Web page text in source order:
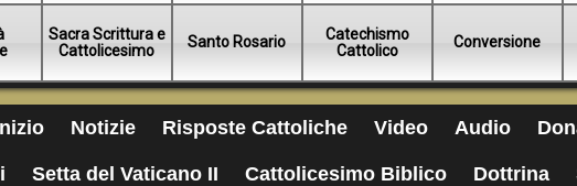
Sacra Scrittura e
Cattolicesimo
Santo Rosario
Catechismo
Cattolico
Conversione
Notizie Risposte Cattoliche Video Audio
Setta del Vaticano II Cattolicesimo Biblico Dottrina